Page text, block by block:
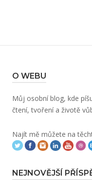
O WEBU
Můj osobní blog, kde
čtení, tvoření a životě
Najít mě můžete na
NEJNOVĚJŠÍ